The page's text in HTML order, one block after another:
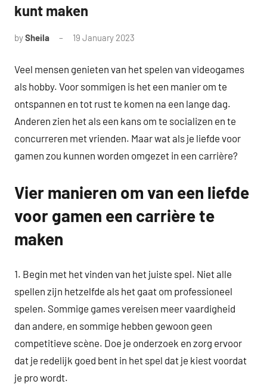
kunt maken
bySheila 19 January 2023
Veel mensen genieten van het spelen van videogames
als hobby. Voor sommigen is het een manier om te
ontspannen en tot rust te komen na een lange dag.
Anderen zien het als een kans om te socializen en te
concurreren met vrienden. Maar wat als je liefde voor
gamen zou kunnen worden omgezet in een carrière?
Vier manieren om van een liefde
voor gamen een carrière te
maken
1. Begin met het vinden van het juiste spel. Niet alle
spellen zijn hetzelfde als het gaat om professioneel
spelen. Sommige games vereisen meer vaardigheid
dan andere, en sommige hebben gewoon geen
competitieve scène. Doe je onderzoek en zorg ervoor
dat je redelijk goed bent in het spel dat je kiest voordat
je pro wordt.